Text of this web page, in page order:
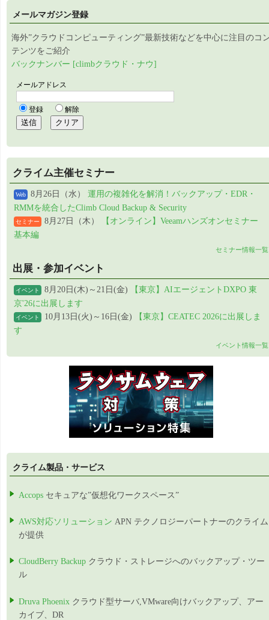
メールマガジン登録
海外”クラウドコンピューティング”最新技術などを中心に注目のコ
テンツをご紹介
バックナンバー [climbクラウド・ナウ]
クライム主催セミナー
Web 8月26日（水） 運用の複雑化を解消！バックアップ・EDR・
RMMを統合したClimb Cloud Backup & Security
セミナー 8月27日（木）
【オンライン】Veeamハンズオンセミナー
基本編
セミナー情報一覧
出展・参加イベント
イベント 8月20日(木)～21日(金)
【東京】AIエージェントDXPO 東
京'26に出展します
イベント 10月13日(火)～16日(金)
【東京】CEATEC 2026に出展しま
す
イベント情報一覧
クライム製品・サービス
Accops セキュアな”仮想化ワークスペース”
AWS対応ソリューション APN テクノロジーパートナーのクライム
が提供
CloudBerry Backup クラウド・ストレージへのバックアップ・ツー
ル
Druva Phoenix クラウド型サーバ,VMware向けバックアップ、アー
カイブ、DR